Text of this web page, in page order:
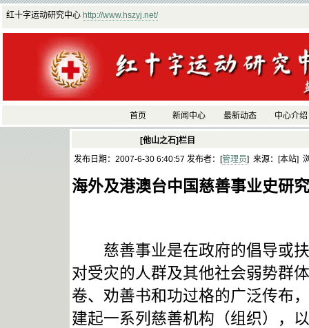
红十字运动研究中心 http://www.hszyj.net/
首页 新闻中心 最新动态 中心介绍
[他山之石]栏目
发布日期：2007-6-30 6:40:57 发布者：[管理员] 来源：[本站]
海外及港澳台中国慈善事业史研
慈善事业是在政府的倡导或扶
对受灾的人群及其他社会弱势群
卷、劝善书和功过格的广泛传布
建起一系列慈善机构（组织），